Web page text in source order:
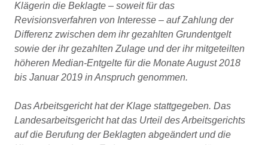
Klägerin die Beklagte – soweit für das
Revisionsverfahren von Interesse – auf Zahlung der
Differenz zwischen dem ihr gezahlten Grundentgelt
sowie der ihr gezahlten Zulage und der ihr mitgeteilten
höheren Median-Entgelte für die Monate August 2018
bis Januar 2019 in Anspruch genommen.
Das Arbeitsgericht hat der Klage stattgegeben. Das
Landesarbeitsgericht hat das Urteil des Arbeitsgerichts
auf die Berufung der Beklagten abgeändert und die